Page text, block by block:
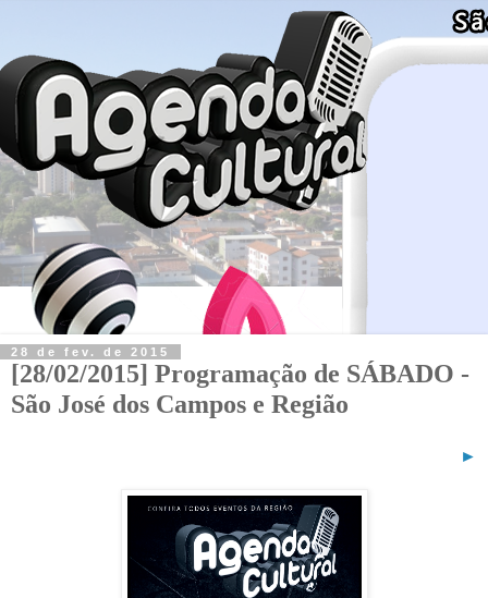
28 de fev. de 2015
[28/02/2015] Programação de SÁBADO -
São José dos Campos e Região
►